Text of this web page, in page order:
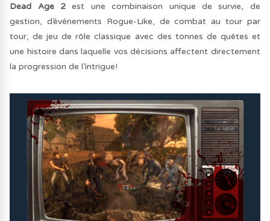
Dead Age 2est une combinaison unique de survie, de
gestion, d’événements Rogue-Like, de combat au tour par
tour, de jeu de rôle classique avec des tonnes de quêtes et
une histoire dans laquelle vos décisions affectent directement
la progression de l’intrigue!